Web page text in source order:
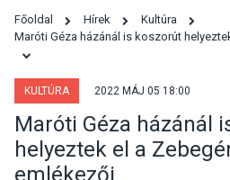
Főoldal Hírek
Kultúra
Maróti Géza házánál is koszorút
KULTÚRA 2022 MÁJ 05 18:00
Maróti Géza házánál
helyeztek el a
emlékezői